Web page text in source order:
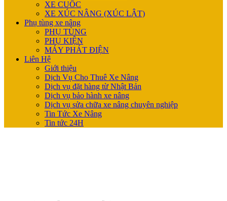
XE CUỐC
XE XÚC NÂNG (XÚC LẬT)
Phụ tùng xe nâng
PHỤ TÙNG
PHỤ KIỆN
MÁY PHÁT ĐIỆN
Liên Hệ
Giới thiệu
Dịch Vụ Cho Thuê Xe Nâng
Dịch vụ đặt hàng từ Nhật Bản
Dịch vụ bảo hành xe nâng
Dịch vụ sửa chữa xe nâng chuyên nghiệp
Tin Tức Xe Nâng
Tin tức 24H